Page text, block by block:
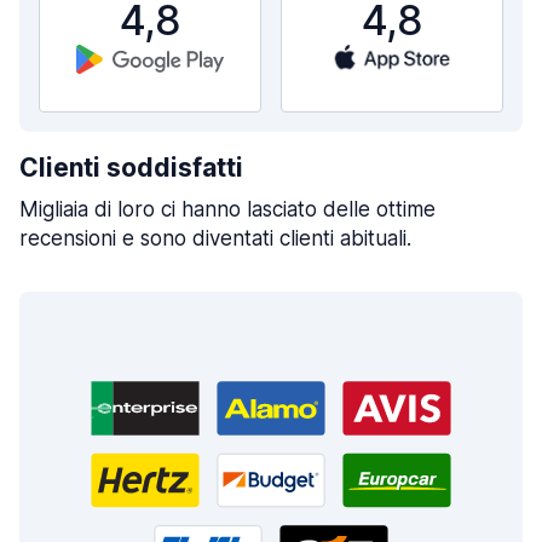
Clienti soddisfatti
Migliaia di loro ci hanno lasciato delle ottime
recensioni e sono diventati clienti abituali.
4,8 4,8